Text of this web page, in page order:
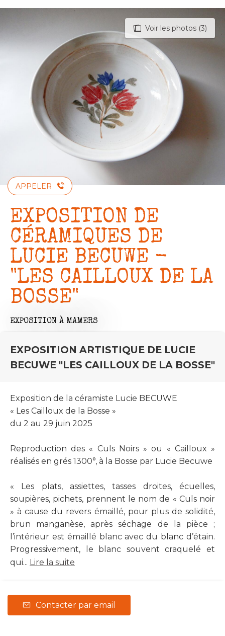
Aller
principal
Voir les photos (3)
APPELER
EXPOSITION DE
CÉRAMIQUES DE
LUCIE BECUWE -
"LES CAILLOUX DE LA
BOSSE"
EXPOSITION À MAMERS
EXPOSITION ARTISTIQUE DE LUCIE
BECUWE "LES CAILLOUX DE LA BOSSE"
Exposition de la céramiste Lucie BECUWE
« Les Cailloux de la Bosse »
du 2 au 29 juin 2025
Reproduction des « Culs Noirs » ou « Cailloux »
réalisés en grés 1300°, à la Bosse par Lucie Becuwe
« Les plats, assiettes, tasses droites, écuelles,
soupières, pichets, prennent le nom de « Culs noir
» à cause du revers émaillé, pour plus de solidité,
brun manganèse, après séchage de la pièce ;
l’intérieur est émaillé blanc avec du blanc d’étain.
Progressivement, le blanc souvent craquelé et
qui... Lire la suite
Contacter par email